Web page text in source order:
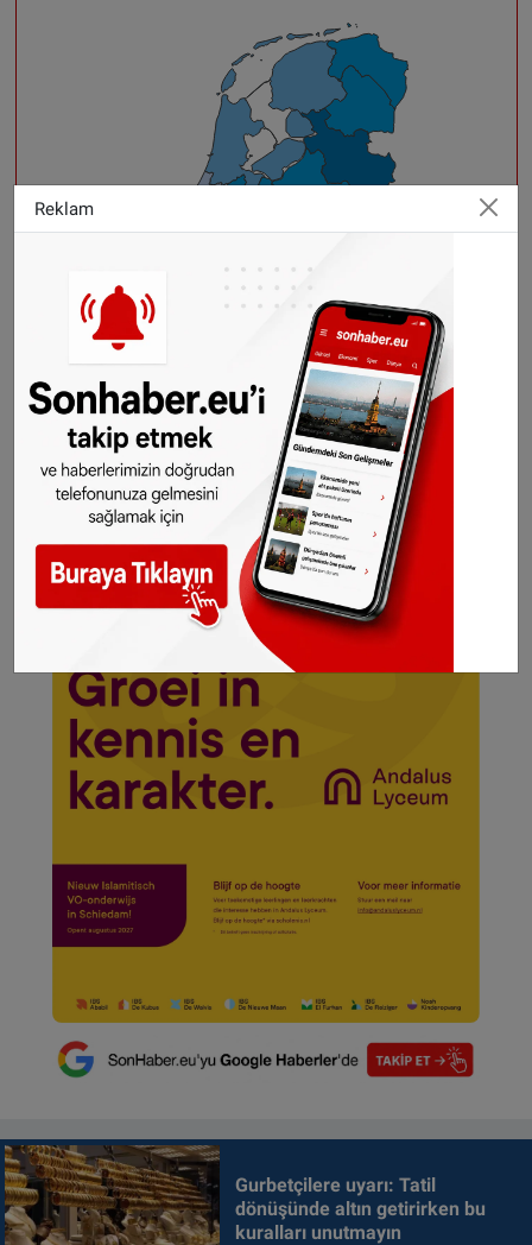
SONHABER.EU
Gurbetçilere uyarı: Tatil
dönüşünde altın getirirken bu
kuralları unutmayın
Reklam